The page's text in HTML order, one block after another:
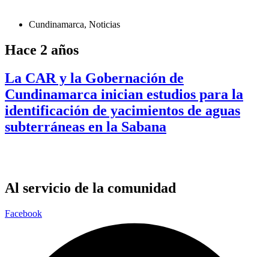
Cundinamarca, Noticias
Hace 2 años
La CAR y la Gobernación de
Cundinamarca inician estudios para la
identificación de yacimientos de aguas
subterráneas en la Sabana
Al servicio de la comunidad
Facebook